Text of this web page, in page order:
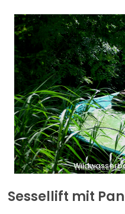
Sessellift mit